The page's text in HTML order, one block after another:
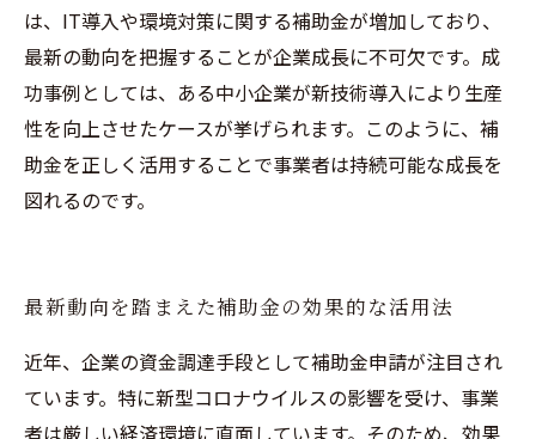
は、IT導入や環境対策に関する補助金が増加しており、
最新の動向を把握することが企業成長に不可欠です。成
功事例としては、ある中小企業が新技術導入により生産
性を向上させたケースが挙げられます。このように、補
助金を正しく活用することで事業者は持続可能な成長を
図れるのです。
最新動向を踏まえた補助金の効果的な活用法
近年、企業の資金調達手段として補助金申請が注目され
ています。特に新型コロナウイルスの影響を受け、事業
者は厳しい経済環境に直面しています。そのため、効果